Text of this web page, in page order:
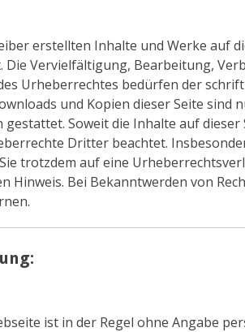
erstellten Inhalte und Werke auf
Die Vervielfältigung, Bearbeitung,
Urheberrechtes bedürfen der
und Kopien dieser Seite sind
gestattet. Soweit die Inhalte auf
Dritter beachtet.
trotzdem auf eine
Hinweis. Bei Bekanntwerden von
ist in der Regel ohne Angabe